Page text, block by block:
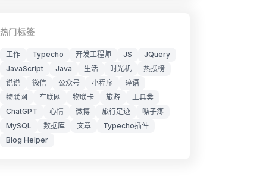
热门标签
工作 Typecho 开发工程师 JS
JQuery
JavaScript
Java 生活 时光机
热搜榜
说说
微信 公众号 小程序
碎语
物联网
车联网 物联卡 旅游
工具类
ChatGPT
心情 微博 旅行足迹
嗓子疼
MySQL
数据库 文章
Typecho插件
Blog Helper